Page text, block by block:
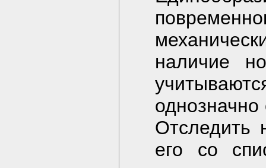
наличие
Отследить
его со